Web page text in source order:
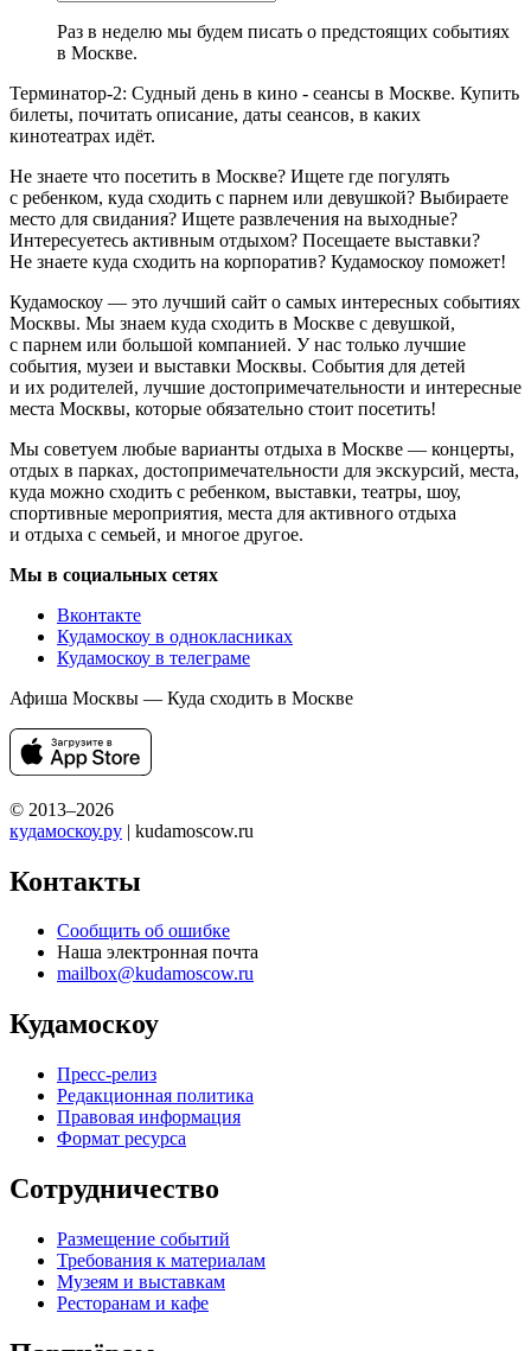
Раз в неделю мы будем писать о предстоящих событиях
в Москве.
Терминатор-2: Судный день в кино - сеансы в Москве. Купить
билеты, почитать описание, даты сеансов, в каких
кинотеатрах идёт.
Не знаете что посетить в Москве? Ищете где погулять
с ребенком, куда сходить с парнем или девушкой? Выбираете
место для свидания? Ищете развлечения на выходные?
Интересуетесь активным отдыхом? Посещаете выставки?
Не знаете куда сходить на корпоратив? Кудамоскоу поможет!
Кудамоскоу — это лучший сайт о самых интересных событиях
Москвы. Мы знаем куда сходить в Москве с девушкой,
с парнем или большой компанией. У нас только лучшие
события, музеи и выставки Москвы. События для детей
и их родителей, лучшие достопримечательности и интересные
места Москвы, которые обязательно стоит посетить!
Мы советуем любые варианты отдыха в Москве — концерты,
отдых в парках, достопримечательности для экскурсий, места,
куда можно сходить с ребенком, выставки, театры, шоу,
спортивные мероприятия, места для активного отдыха
и отдыха с семьей, и многое другое.
Мы в социальных сетях
Вконтакте
Кудамоскоу в однокласниках
Кудамоскоу в телеграме
Афиша Москвы — Куда сходить в Москве
© 2013–2026
кудамоскоу.ру | kudamoscow.ru
Контакты
Сообщить об ошибке
Наша электронная почта
mailbox@kudamoscow.ru
Кудамоскоу
Пресс-релиз
Редакционная политика
Правовая информация
Формат ресурса
Сотрудничество
Размещение событий
Требования к материалам
Музеям и выставкам
Ресторанам и кафе